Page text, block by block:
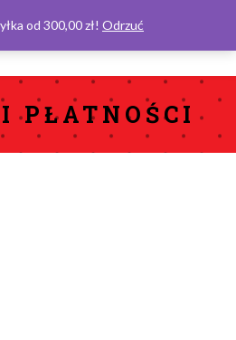
PŁATNOŚCI
od 300,00 zł! Odrzuć